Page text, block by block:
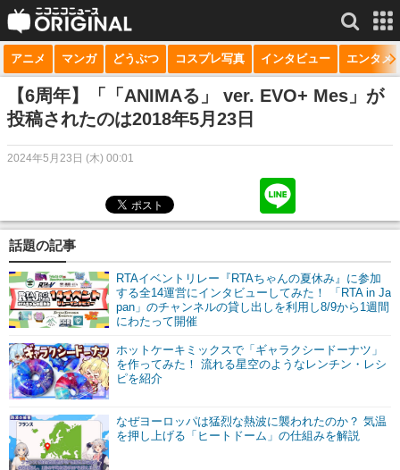
サービス一覧 もっと見る
niconico
動画
生放送
チャンネル
マンガ
ニコニコQ
アニメ マンガ どうぶつ コスプレ写真 インタビュー エンタメ
【6周年】「「ANIMAる」 ver. EVO+ Mes」が
投稿されたのは2018年5月23日
2024年5月23日 (木) 00:01
話題の記事
RTAイベントリレー『RTAちゃんの夏休み』に参加
する全14運営にインタビューしてみた！ 「RTA in Ja
pan」のチャンネルの貸し出しを利用し8/9から1週間
にわたって開催
ホットケーキミックスで「ギャラクシードーナツ」
を作ってみた！ 流れる星空のようなレンチン・レシ
ピを紹介
なぜヨーロッパは猛烈な熱波に襲われたのか？ 気温
を押し上げる「ヒートドーム」の仕組みを解説